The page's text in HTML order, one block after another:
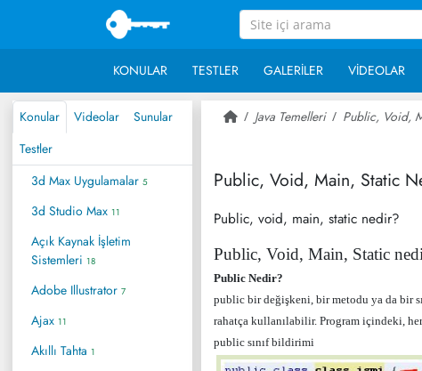
KONULAR TESTLER GALERILER VIDEOLAR
Konular Videolar
Sunular
Testler
3d Max Uygulamalar 5
3d Studio Max 11
Açık Kaynak İşletim
Sistemleri 18
Adobe Illustrator 7
Ajax 11
Akıllı Tahta 1
Java Temelleri Public, Void,
Public, Void, Main, Static
Public, void, main, static nedir?
Public, Void, Main, Static
Public Nedir?
public bir değişkeni, bir metodu ya da bir
rahatça kullanılabilir. Program içindeki,
public sınıf bildirimi